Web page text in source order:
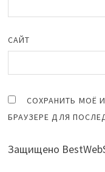
САЙТ
СОХРАНИТЬ МОЁ
БРАУЗЕРЕ ДЛЯ
Защищено